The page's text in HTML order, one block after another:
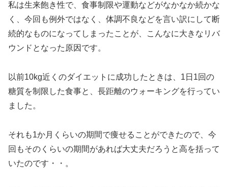
私は生来飽き性で、食事制限や運動などがなかなか続かな
く、今回も例外ではなく、体調不良などを言い訳にして断
続的なものになってしまったことが、こんなに大きなリバ
ウンドとなった原因です。
以前10kg近くのダイエットに成功したときは、1日1回の
糖質を制限した食事と、長距離のウォーキングを行ってい
ました。
それも1か月くらいの期間で痩せることができたので、今
回もそのくらいの期間があれば大丈夫だろうと高を括って
いたのです・・。